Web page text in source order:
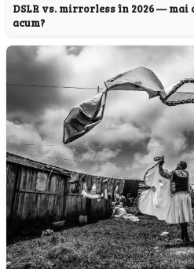
DSLR vs. mirrorless în 2026 — mai
acum?